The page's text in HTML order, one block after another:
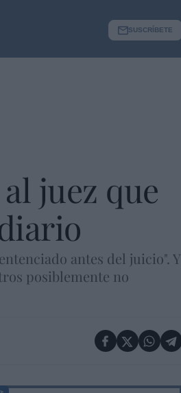
SUSCRÍBETE
juez que
antes del juicio". Y
posiblemente no